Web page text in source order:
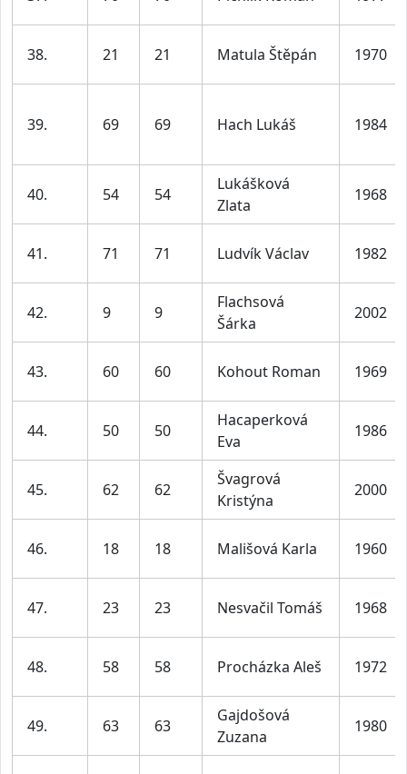
38. 21 21 Matula Štěpán 1970
39. 69 69 Hach Lukáš 1984
40. 54 54
Lukášková
Zlata
1968
41. 71 71 Ludvík Václav 1982
42. 9 9
Flachsová
Šárka
2002
43. 60 60 Kohout Roman 1969
44. 50 50
Hacaperková
Eva
1986
45. 62 62
Švagrová
Kristýna
2000
46. 18 18 Mališová Karla 1960
47. 23 23 Nesvačil Tomáš 1968
48. 58 58 Procházka Aleš 1972
49. 63 63
Gajdošová
Zuzana
1980